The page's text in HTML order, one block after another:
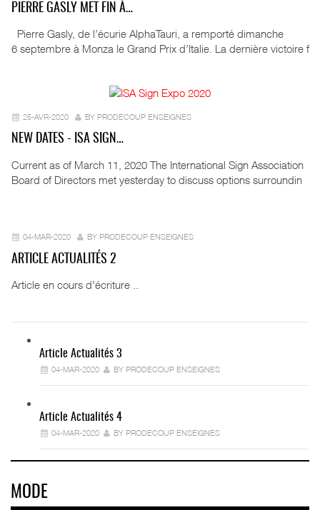
PIERRE GASLY MET FIN À…
Pierre Gasly, de l’écurie AlphaTauri, a remporté dimanche
6 septembre à Monza le Grand Prix d’Italie. La dernière victoire f
25-AVR-2020 BY PRODECOUP ENSEIGNES
NEW DATES - ISA SIGN…
Current as of March 11, 2020 The International Sign Association
Board of Directors met yesterday to discuss options surroundin
04-MAR-2020 BY PRODECOUP ENSEIGNES
ARTICLE ACTUALITÉS 2
Article en cours d'écriture ..
Article Actualités 3
04-MAR-2020 BY PRODECOUP ENSEIGNES
Article Actualités 4
04-MAR-2020 BY PRODECOUP ENSEIGNES
MODE